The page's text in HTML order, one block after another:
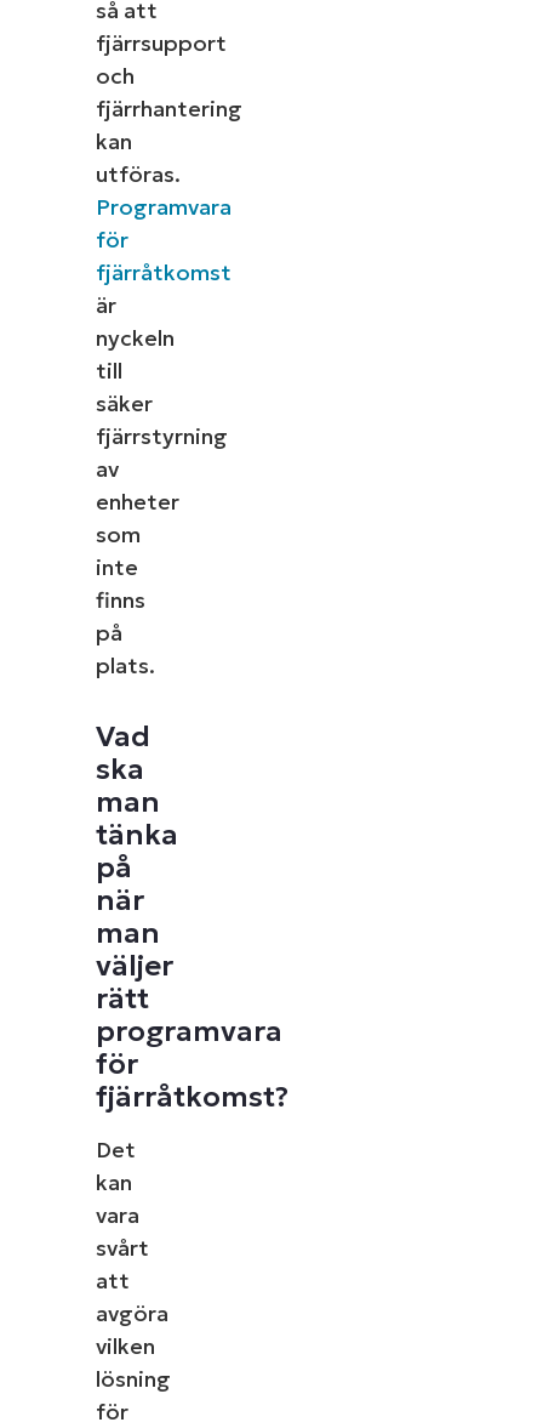
så att
fjärrsupport
och
fjärrhantering
kan
utföras.
Programvara
för
fjärråtkomst
är
nyckeln
till
säker
fjärrstyrning
av
enheter
som
inte
finns
på
plats.
Vad
ska
man
tänka
på
när
man
väljer
rätt
programvara
för
fjärråtkomst?
Det
kan
vara
svårt
att
avgöra
vilken
lösning
för